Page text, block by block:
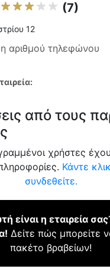
(7)
12
αριθμού τηλεφώνου
από τους
χρήστες
Κάντε
συνδεθείτε.
είναι η εταιρεία σας
Δείτε πώς μπορείτε
πακέτο βραβείων!